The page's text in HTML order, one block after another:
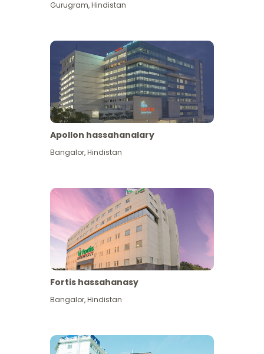
Has giňişleýin gör
Gurugram,Hindistan
Apollon hassahanalary
Bangalor,Hindistan
Fortis hassahanasy
Bangalor,Hindistan